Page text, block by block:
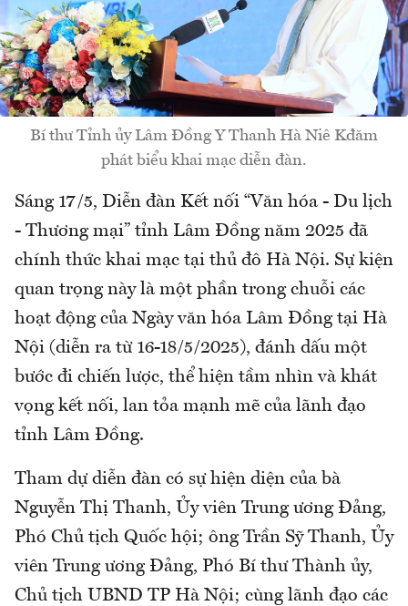
Bí thư Tỉnh ủy Lâm Đồng Y Thanh Hà Niê Kđăm
phát biểu khai mạc diễn đàn.
Sáng 17/5, Diễn đàn Kết nối “Văn hóa - Du lịch
- Thương mại” tỉnh Lâm Đồng năm 2025 đã
chính thức khai mạc tại thủ đô Hà Nội. Sự kiện
quan trọng này là một phần trong chuỗi các
hoạt động của Ngày văn hóa Lâm Đồng tại Hà
Nội (diễn ra từ 16-18/5/2025), đánh dấu một
bước đi chiến lược, thể hiện tầm nhìn và khát
vọng kết nối, lan tỏa mạnh mẽ của lãnh đạo
tỉnh Lâm Đồng.
Tham dự diễn đàn có sự hiện diện của bà
Nguyễn Thị Thanh, Ủy viên Trung ương Đảng,
Phó Chủ tịch Quốc hội; ông Trần Sỹ Thanh, Ủy
viên Trung ương Đảng, Phó Bí thư Thành ủy,
Chủ tịch UBND TP Hà Nội; cùng lãnh đạo các